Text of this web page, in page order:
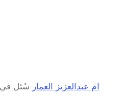
ام عبدالعزيز العمار سُئل